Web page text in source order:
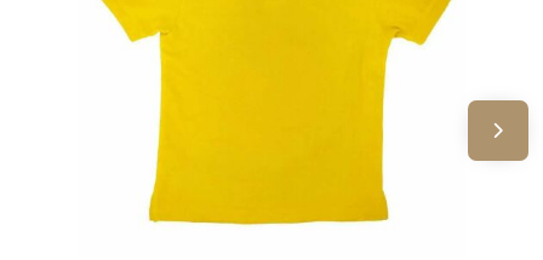
Voetbal, EK en WK
Zomergeschenken
Zomerpakketten